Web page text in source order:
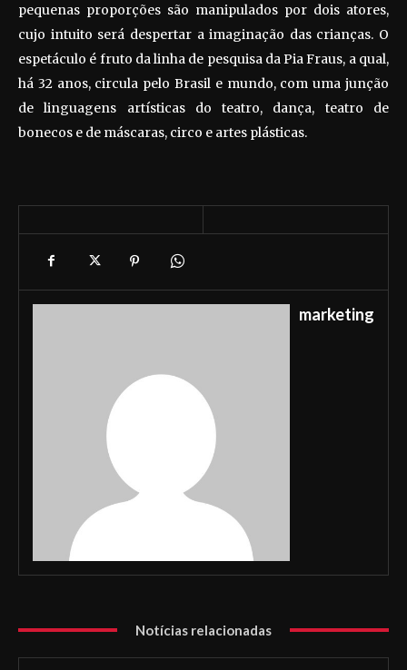
pequenas proporções são manipulados por dois atores,
cujo intuito será despertar a imaginação das crianças. O
espetáculo é fruto da linha de pesquisa da Pia Fraus, a qual,
há 32 anos, circula pelo Brasil e mundo, com uma junção
de linguagens artísticas do teatro, dança, teatro de
bonecos e de máscaras, circo e artes plásticas.
marketing
Notícias relacionadas